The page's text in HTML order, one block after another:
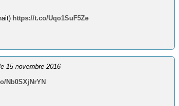
https://t.co/Uqo1SuF5Ze
15 novembre 2016
Nb0SXjNrYN